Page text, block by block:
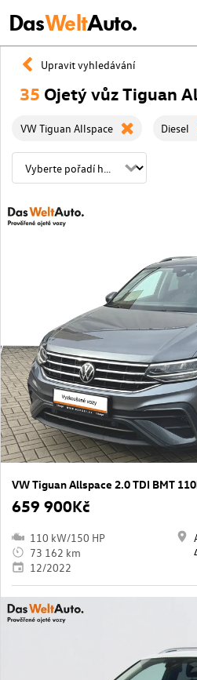
DasWeltAuto.
Upravit vyhledávání
35 Ojetý vůz Tiguan
VW Tiguan Allspace Diesel
659 900Kč
110 kW/150 HP
73 162 km
12/2022